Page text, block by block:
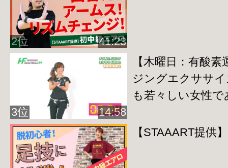
2位 41:23
3位 14:58
【木曜日：有酸
ジングエクササ
も若々しい女性
【STAAART提供